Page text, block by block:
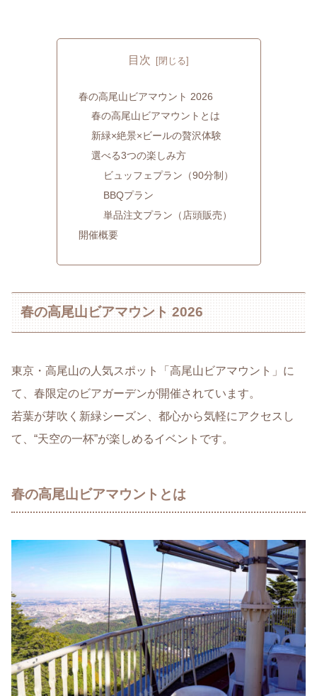
目次
春の高尾山ビアマウント 2026
春の高尾山ビアマウントとは
新緑×絶景×ビールの贅沢体験
選べる3つの楽しみ方
ビュッフェプラン（90分制）
BBQプラン
単品注文プラン（店頭販売）
開催概要
春の高尾山ビアマウント 2026
東京・高尾山の人気スポット「高尾山ビアマウント」に
て、春限定のビアガーデンが開催されています。
若葉が芽吹く新緑シーズン、都心から気軽にアクセスし
て、“天空の一杯”が楽しめるイベントです。
春の高尾山ビアマウントとは